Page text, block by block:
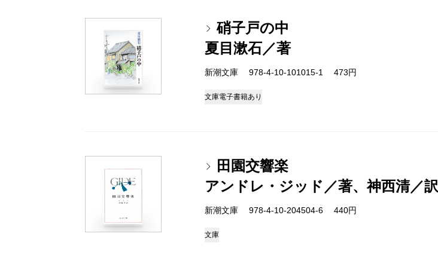
硝子戸の中
夏目漱石／著
新潮文庫 978-4-10-101015-1 473円
文庫電子書籍あり
田園交響楽
アンドレ・ジッド／著、神西清／訳
新潮文庫 978-4-10-204504-6 440円
文庫